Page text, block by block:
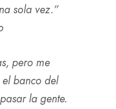
sola vez.”
pero me
el banco del
la gente.